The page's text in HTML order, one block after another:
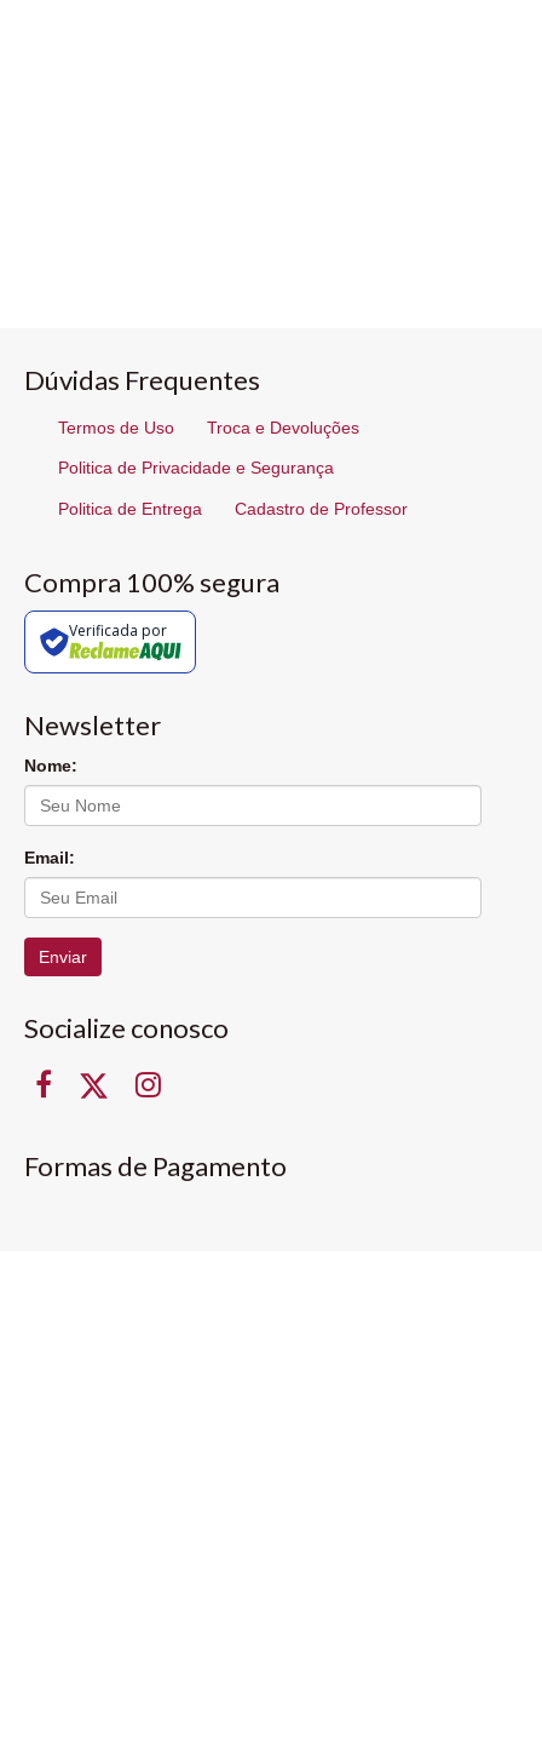
Dúvidas Frequentes
Termos de Uso Troca e Devoluções
Politica de Privacidade e Segurança
Politica de Entrega Cadastro de Professor
Compra 100% segura
Verificada por
Newsletter
Nome:
Email:
Enviar
Socialize conosco
Formas de Pagamento